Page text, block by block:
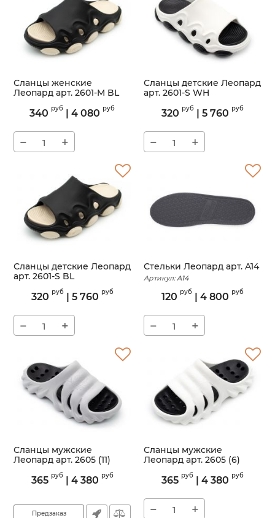
Сланцы женские
Леопард арт. 2601-M BL
2601-M
340 руб | 4 080 руб
− +
Сланцы детские Леопард
арт. 2601-S WH
2601-S
320 руб| 5 760 руб
− +
Сланцы детские Леопард
арт. 2601-S BL
2601-S
320 руб| 5 760 руб
− +
Стельки Леопард арт. A14
Артикул: A14
120 руб| 4 800 руб
− +
Сланцы мужские
Леопард арт. 2605 (11)
2605
365 руб| 4 380 руб
Предзаказ
Сланцы мужские
Леопард арт. 2605 (6)
2605
365 руб| 4 380 руб
− +